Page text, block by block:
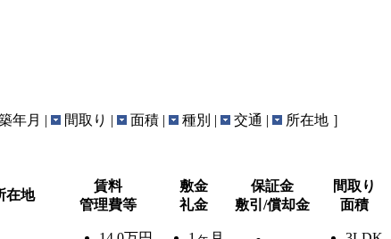
年月 | 間取り | 面積 | 種別 | 交通 | 所在地 ］
在地
賃料
管理費等
敷金
礼金
保証金
敷引/償却金
間取り
面積